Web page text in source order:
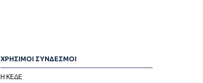
ΧΡΗΣΙΜΟΙ ΣΥΝΔΕΣΜΟΙ
Η ΚΕΔΕ